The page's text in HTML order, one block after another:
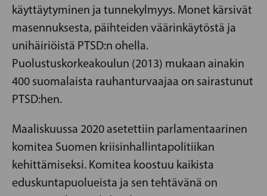
käyttäytyminen ja tunnekylmyys. Monet kärsivät
masennuksesta, päihteiden väärinkäytöstä ja
unihäiriöistä PTSD:n ohella.
Puolustuskorkeakoulun (2013) mukaan ainakin
400 suomalaista rauhanturvaajaa on sairastunut
PTSD:hen.
Maaliskuussa 2020 asetettiin parlamentaarinen
komitea Suomen kriisinhallintapolitiikan
kehittämiseksi. Komitea koostuu kaikista
eduskuntapuolueista ja sen tehtävänä on